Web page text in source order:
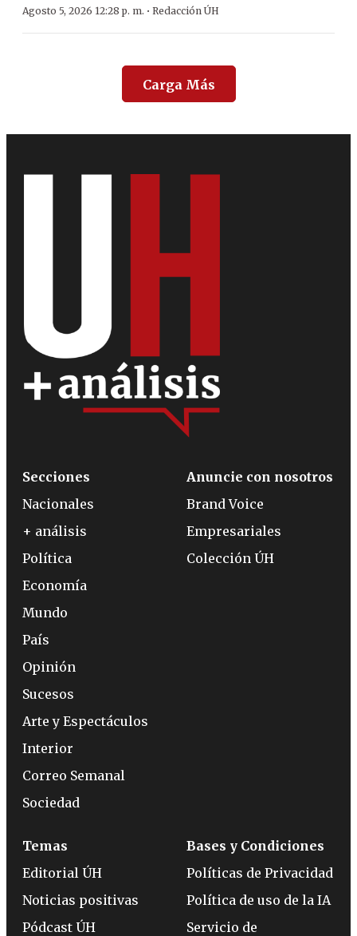
Agosto 5, 2026 12:28 p. m. · Redacción ÚH
Carga Más
Secciones
Nacionales
+ análisis
Política
Economía
Mundo
País
Opinión
Sucesos
Arte y Espectáculos
Interior
Correo Semanal
Sociedad
Anuncie con nosotros
Brand Voice
Empresariales
Colección ÚH
Temas
Editorial ÚH
Noticias positivas
Pódcast ÚH
Bases y Condiciones
Políticas de Privacidad
Política de uso de la IA
Servicio de